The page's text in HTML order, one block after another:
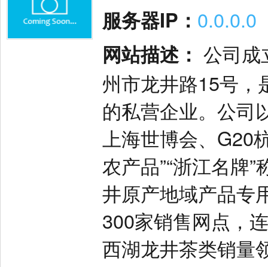
服务器IP： 0.0.0.0
网站描述： 公司成
州市龙井路15号，
的私营企业。公司
上海世博会、G20
农产品”“浙江名牌
井原产地域产品专
300家销售网点，
西湖龙井茶类销量